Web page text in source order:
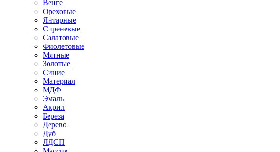
Венге
Ореховые
Янтарные
Сиреневые
Салатовые
Фиолетовые
Мятные
Золотые
Синие
Материал
МДФ
Эмаль
Акрил
Береза
Дерево
Дуб
ЛДСП